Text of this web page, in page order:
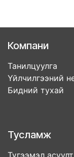
Компани
Танилцуулга
Үйлчилгээний
Бидний тухай
Тусламж